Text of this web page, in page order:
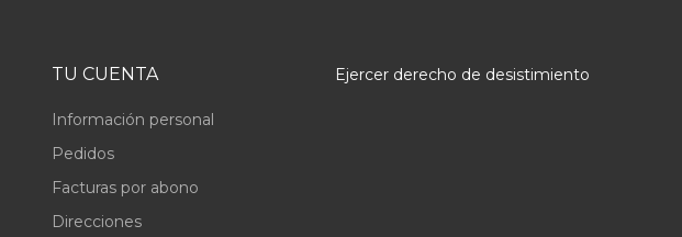
TU CUENTA
Información personal
Pedidos
Facturas por abono
Direcciones
Ejercer derecho de desistimiento